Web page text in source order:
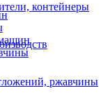
контейнеры
ржавчины